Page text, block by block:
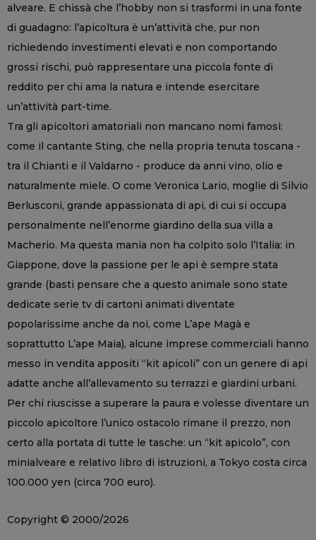
alveare. E chissà che l’hobby non si trasformi in una fonte
di guadagno: l’apicoltura è un’attività che, pur non
richiedendo investimenti elevati e non comportando
grossi rischi, può rappresentare una piccola fonte di
reddito per chi ama la natura e intende esercitare
un’attività part-time.
Tra gli apicoltori amatoriali non mancano nomi famosi:
come il cantante Sting, che nella propria tenuta toscana -
tra il Chianti e il Valdarno - produce da anni vino, olio e
naturalmente miele. O come Veronica Lario, moglie di Silvio
Berlusconi, grande appassionata di api, di cui si occupa
personalmente nell’enorme giardino della sua villa a
Macherio. Ma questa mania non ha colpito solo l’Italia: in
Giappone, dove la passione per le api è sempre stata
grande (basti pensare che a questo animale sono state
dedicate serie tv di cartoni animati diventate
popolarissime anche da noi, come L’ape Magà e
soprattutto L’ape Maia), alcune imprese commerciali hanno
messo in vendita appositi “kit apicoli” con un genere di api
adatte anche all’allevamento su terrazzi e giardini urbani.
Per chi riuscisse a superare la paura e volesse diventare un
piccolo apicoltore l’unico ostacolo rimane il prezzo, non
certo alla portata di tutte le tasche: un “kit apicolo”, con
minialveare e relativo libro di istruzioni, a Tokyo costa circa
100.000 yen (circa 700 euro).
Copyright © 2000/2026